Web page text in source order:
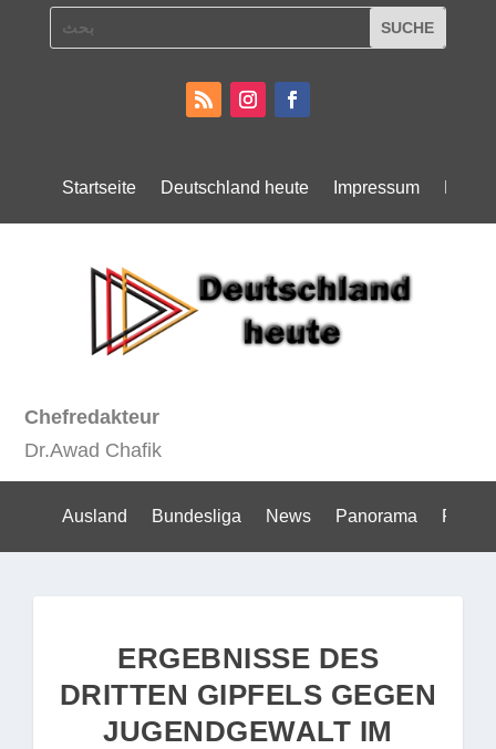
Startseite Deutschland heute Impressum
Chefredakteur
Dr.Awad Chafik
Ausland Bundesliga News Panorama Politik
ERGEBNISSE DES
DRITTEN GIPFELS GEGEN
JUGENDGEWALT IM